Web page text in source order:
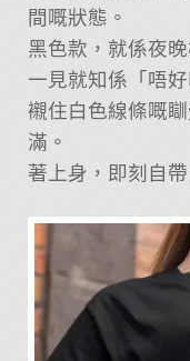
間嘅狀態。
黑色款，就係夜晚
一見就知係「唔
襯住白色線條嘅
滿。
著上身，即刻自